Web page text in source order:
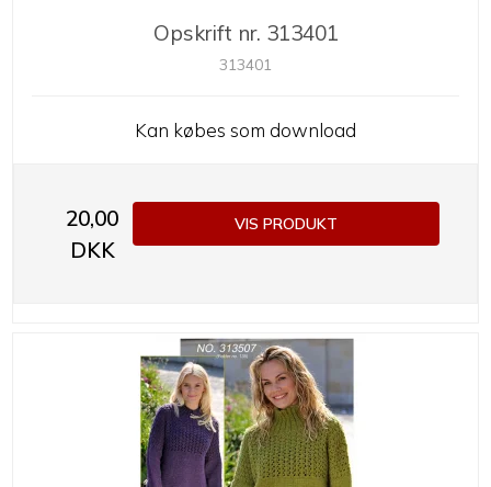
Opskrift nr. 313401
313401
Kan købes som download
20,00
DKK
VIS PRODUKT